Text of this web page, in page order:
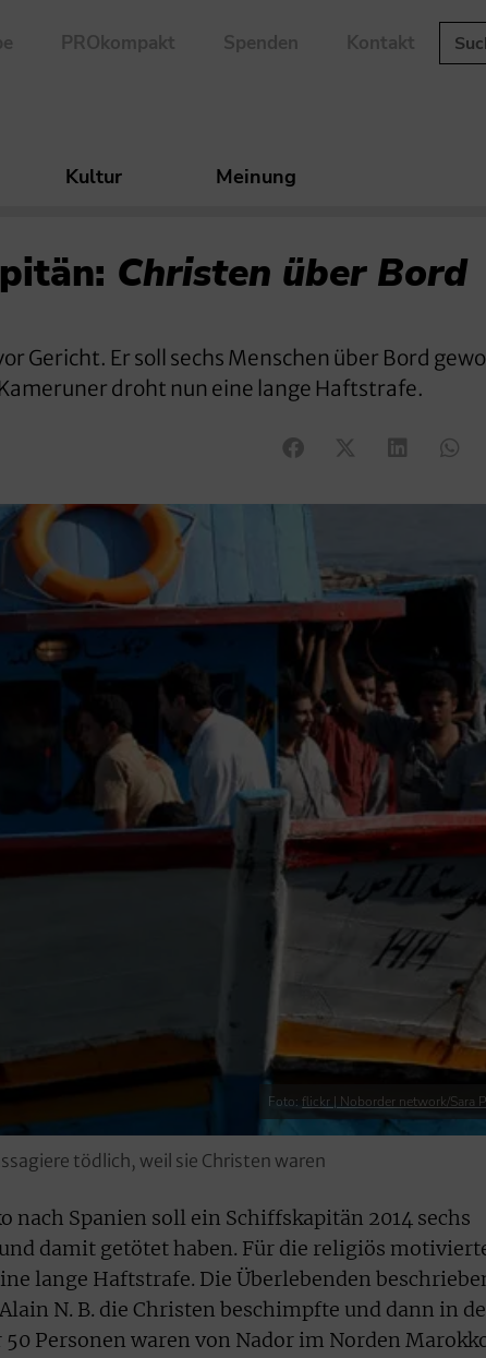
PROkompakt Spenden Kontakt
Kultur Meinung
Christen über Bord
Gericht. Er soll sechs Menschen über Bord
droht nun eine lange Haftstrafe.
Foto:flickr | Noborder network/Sara
tödlich, weil sie Christen waren
nach Spanien soll ein Schiffskapitän 2014 sechs
damit getötet haben. Für die religiös
lange Haftstrafe. Die Überlebenden
N. B. die Christen beschimpfte und dann in
Personen waren von Nador im Norden